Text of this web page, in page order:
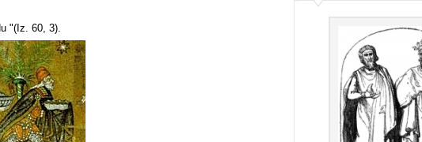
"(Iz. 60, 3).